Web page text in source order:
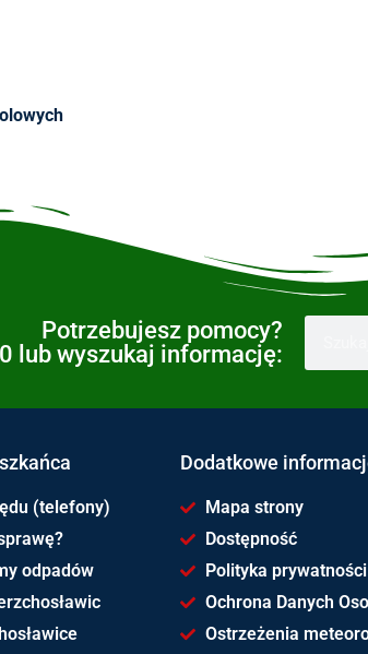
Potrzebujesz pomocy?
lub wyszukaj informację:
(telefony)
odpadów
Dodatkowe
Mapa strony
Dostępność
Polityka prywatności
Ochrona Danych
Ostrzeżenia